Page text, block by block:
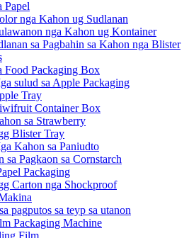
Papel
nga Kahon ug Sudlanan
nga Kahon ug Kontainer
sa Pagbahin sa Kahon nga Blister
Food Packaging Box
sulud sa Apple Packaging
Tray
Container Box
sa Strawberry
Blister Tray
Kahon sa Paniudto
sa Pagkaon sa Cornstarch
Packaging
Carton nga Shockproof
pagputos sa teyp sa utanon
Packaging Machine
Film